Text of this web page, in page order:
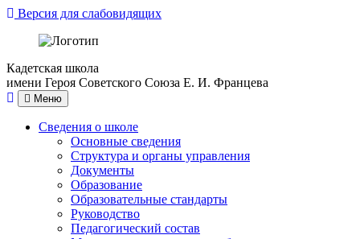
Версия для слабовидящих
Кадетская школа
имени Героя Советского Союза Е. И. Францева
Меню
Сведения о школе
Основные сведения
Структура и органы управления
Документы
Образование
Образовательные стандарты
Руководство
Педагогический состав